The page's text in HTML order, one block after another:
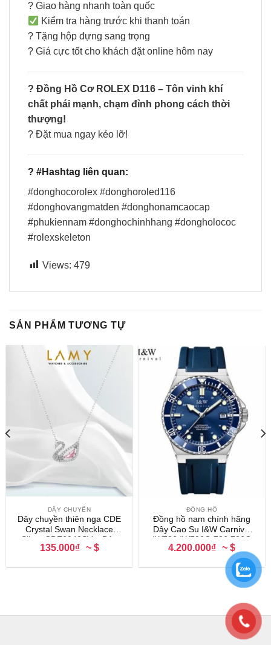
? Giao hàng nhanh toàn quốc
Kiểm tra hàng trước khi thanh toán
? Tặng hộp đựng sang trọng
? Giá cực tốt cho khách đặt online hôm nay
? Đồng Hồ Cơ ROLEX D116 – Tôn vinh khí
chất phái mạnh, chạm đỉnh phong cách thời
thượng!
? Đặt mua ngay kẻo lỡ!
? #Hashtag liên quan:
#donghocorolex #donghoroled116
#donghovangmatden #donghonamcaocap
#phukiennam #donghochinhhang #dongholococ
#rolexskeleton
Views: 479
SẢN PHẨM TƯƠNG TỰ
DÂY CHUYỀN
Dây chuyền thiên nga CDE
Crystal Swan Necklace
Silver CDE6042SV – Dây
chuyền bạc nữ
135.000₫ ~ $
ĐỒNG HỒ
Đồng hồ nam chính hãng
Dây Cao Su I&W Carnival
IW726 IW726G 726 726G
máy cơ Miyota mặt kính
4.200.000₫ ~ $